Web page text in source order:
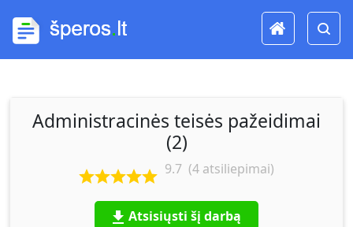
Administracinės teisės pažeidimai
(2)
9.7 (4 atsiliepimai)
Atsisiųsti šį darbą